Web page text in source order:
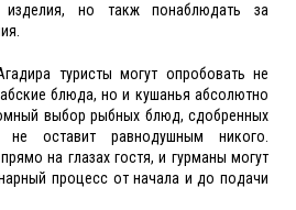
изделия, но такж понаблюдать за
туристы могут опробовать не
блюда, но и кушанья абсолютно
выбор рыбных блюд, сдобренных
не оставит равнодушным никого.
на глазах гостя, и гурманы могут
процесс от начала и до подачи